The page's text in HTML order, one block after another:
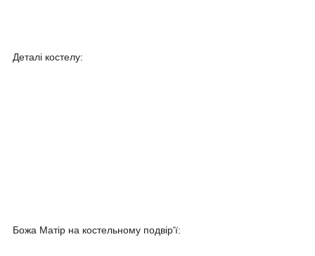
Деталі костелу:
Божа Матір на костельному подвір'ї: